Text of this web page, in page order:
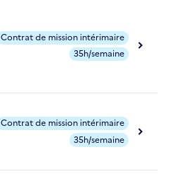
Contrat de mission intérimaire
35h/semaine
Contrat de mission intérimaire
35h/semaine